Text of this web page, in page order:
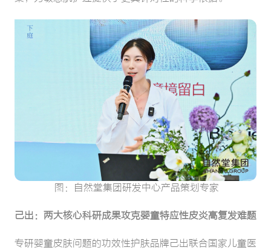
图：自然堂集团研发中心产品策划专家
己出：两大核心科研成果攻克婴童特应性皮炎高复发难题
专研婴童皮肤问题的功效性护肤品牌己出联合国家儿童医